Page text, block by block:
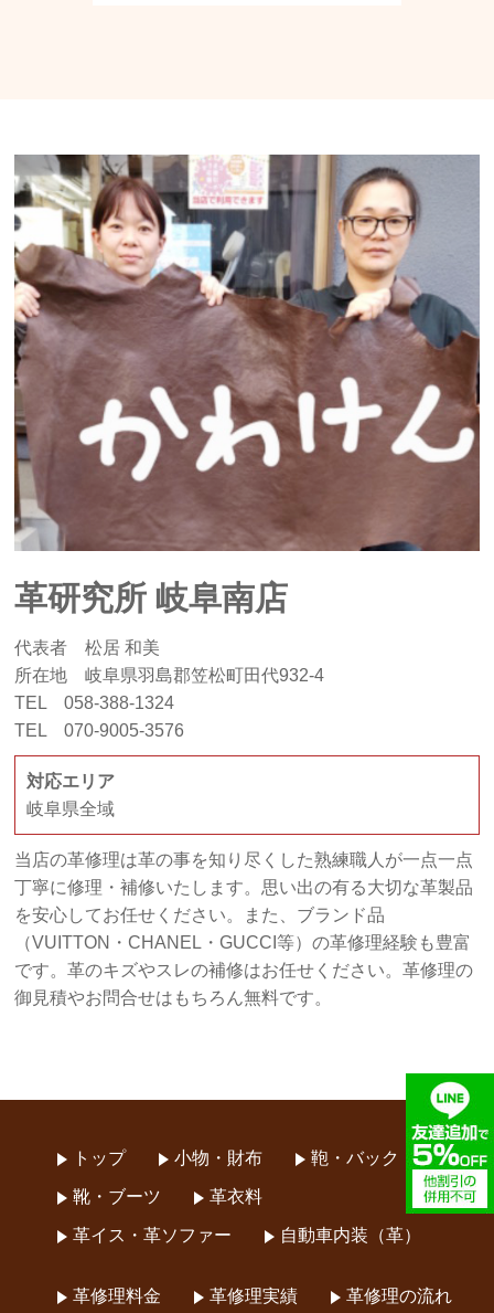
革研究所 岐阜南店
代表者 松居 和美
所在地 岐阜県羽島郡笠松町田代932-4
TEL 058-388-1324
TEL 070-9005-3576
対応エリア
岐阜県全域
当店の革修理は革の事を知り尽くした熟練職人が一点一点
丁寧に修理・補修いたします。思い出の有る大切な革製品
を安心してお任せください。また、ブランド品
（VUITTON・CHANEL・GUCCI等）の革修理経験も豊富
です。革のキズやスレの補修はお任せください。革修理の
御見積やお問合せはもちろん無料です。
トップ 小物・財布 鞄・バック
靴・ブーツ 革衣料
革イス・革ソファー 自動車内装（革）
革修理料金 革修理実績 革修理の流れ